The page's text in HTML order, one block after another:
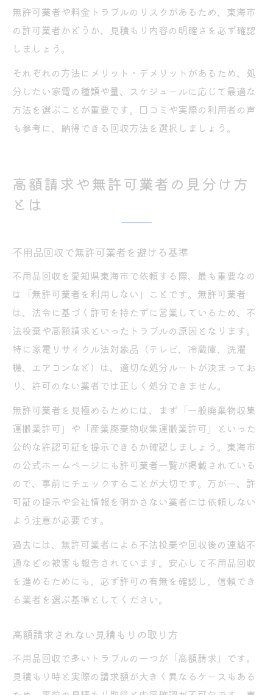
無許可業者や料金トラブルのリスクがあるため、東海市
の許可業者かどうか、見積もり内容の明確さを必ず確認
しましょう。
それぞれの方法にメリット・デメリットがあるため、処
分したい家電の種類や量、スケジュールに応じて最適な
方法を選ぶことが重要です。口コミや実際の利用者の声
も参考に、納得できる回収方法を選択しましょう。
高額請求や無許可業者の見分け方
とは
不用品回収で無許可業者を避ける基準
不用品回収を愛知県東海市で依頼する際、最も重要なの
は「無許可業者を利用しない」ことです。無許可業者
は、法令に基づく許可を持たずに営業しているため、不
法投棄や高額請求といったトラブルの原因となります。
特に家電リサイクル法対象品（テレビ、冷蔵庫、洗濯
機、エアコンなど）は、適切な処分ルートが決まってお
り、許可のない業者では正しく処分できません。
無許可業者を見極めるためには、まず「一般廃棄物収集
運搬業許可」や「産業廃棄物収集運搬業許可」といった
公的な許認可証を提示できるか確認しましょう。東海市
の公式ホームページにも許可業者一覧が掲載されている
ので、事前にチェックすることが大切です。万が一、許
可証の提示や会社情報を明かさない業者には依頼しない
よう注意が必要です。
過去には、無許可業者による不法投棄や回収後の連絡不
通などの被害も報告されています。安心して不用品回収
を進めるためにも、必ず許可の有無を確認し、信頼でき
る業者を選ぶ基準としてください。
高額請求されない見積もりの取り方
不用品回収で多いトラブルの一つが「高額請求」です。
見積もり時と実際の請求額が大きく異なるケースもある